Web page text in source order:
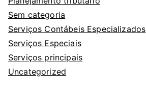
Sem categoria
Serviços Contábeis Especializados
Serviços Especiais
Serviços principais
Uncategorized